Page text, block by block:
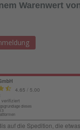
Warenwert